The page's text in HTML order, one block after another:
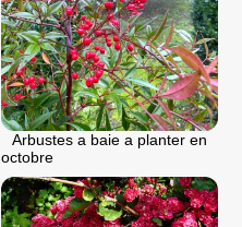
Arbustes a baie a planter en
octobre